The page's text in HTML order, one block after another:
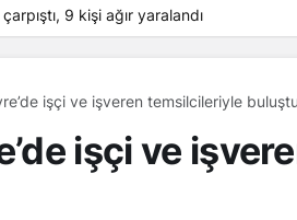
işçi ve işveren temsilcileriyle buluştu
işçi ve